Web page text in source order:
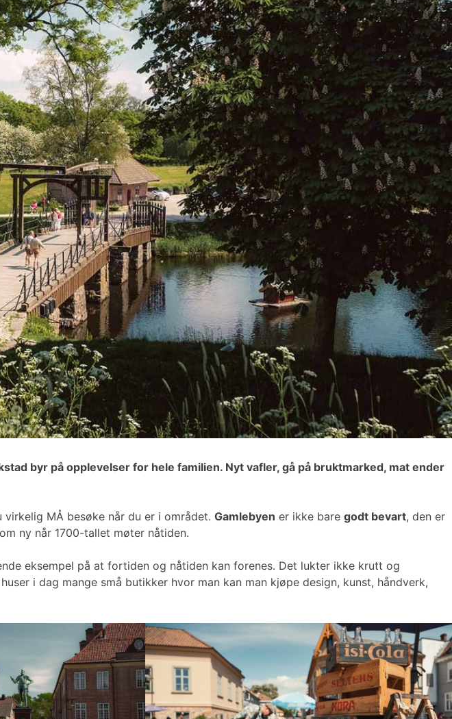
byr på opplevelser for hele familien. Nyt vafler, gå på bruktmarked, mat ender
MÅ besøke når du er i området. Gamlebyen er ikke bare godt bevart, den er
ny når 1700-tallet møter nåtiden.
eksempel på at fortiden og nåtiden kan forenes. Det lukter ikke krutt og
i dag mange små butikker hvor man kan man kjøpe design, kunst, håndverk,